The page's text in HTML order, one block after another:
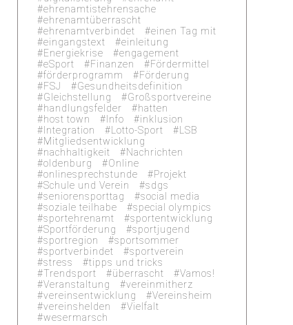
ehrenamtistehrensache
ehrenamtüberrascht
ehrenamtverbindet
einen Tag mit
eingangstext
einleitung
Energiekrise
engagement
eSport
Finanzen
Fördermittel
förderprogramm
Förderung
FSJ
Gesundheitsdefinition
Gleichstellung
Großsportvereine
handlungsfelder
hatten
host town
Info
inklusion
Integration
Lotto-Sport
LSB
Mitgliedsentwicklung
nachhaltigkeit
Nachrichten
oldenburg
Online
onlinesprechstunde
Projekt
Schule und Verein
sdgs
seniorensporttag
social media
soziale teilhabe
special olympics
sportehrenamt
sportentwicklung
Sportförderung
sportjugend
sportregion
sportsommer
sportverbindet
sportverein
stress
tipps und tricks
Trendsport
überrascht
Vamos!
Veranstaltung
vereinmitherz
vereinsentwicklung
Vereinsheim
vereinshelden
Vielfalt
wesermarsch